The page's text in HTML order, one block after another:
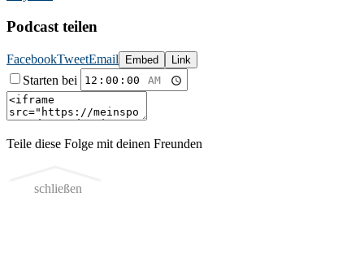
Podcast teilen
FacebookTweetEmail Embed Link
Starten bei
Teile diese Folge mit deinen Freunden
schließen